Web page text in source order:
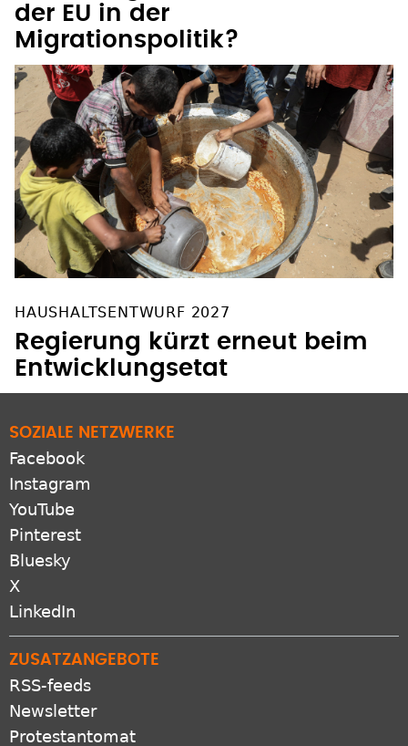
der EU in der
Migrationspolitik?
HAUSHALTSENTWURF 2027
Regierung kürzt erneut beim
Entwicklungsetat
SOZIALE NETZWERKE
Facebook
Instagram
YouTube
Pinterest
Bluesky
X
LinkedIn
ZUSATZANGEBOTE
RSS-feeds
Newsletter
Protestantomat